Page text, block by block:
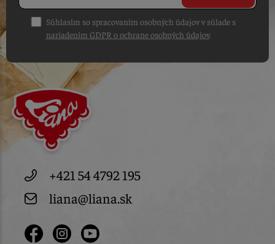
Súhlasím so spracovaním osobných údajov v súlade s
nariadením GDPR o ochrane osobných údajov.
+421 54 4792 195
liana@liana.sk